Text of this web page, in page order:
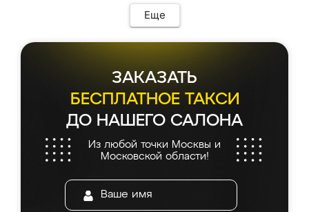
Еще
ЗАКАЗАТЬ
БЕСПЛАТНОЕ ТАКСИ
ДО НАШЕГО САЛОНА
Из любой точки Москвы и
Московской области!